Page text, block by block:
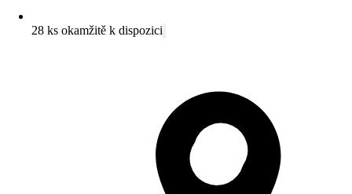
28 ks okamžitě k dispozici